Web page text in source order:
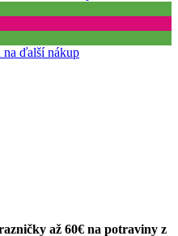
ďalší nákup